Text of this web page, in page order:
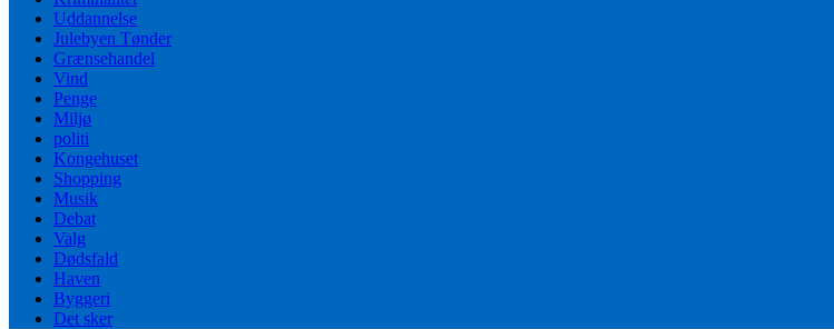
Uddannelse
Julebyen Tønder
Grænsehandel
Vind
Penge
Miljø
politi
Kongehuset
Shopping
Musik
Debat
Valg
Dødsfald
Haven
Byggeri
Det sker